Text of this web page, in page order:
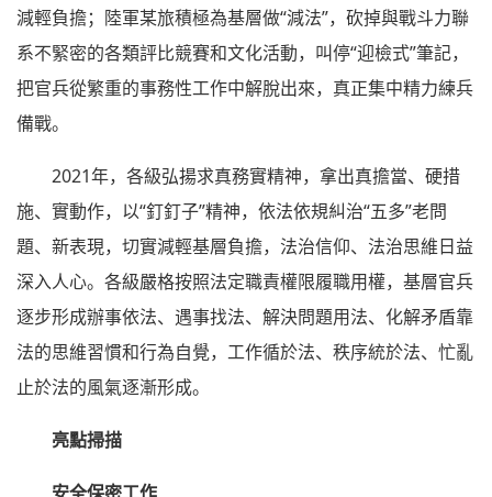
減輕負擔；陸軍某旅積極為基層做“減法”，砍掉與戰斗力聯
系不緊密的各類評比競賽和文化活動，叫停“迎檢式”筆記，
把官兵從繁重的事務性工作中解脫出來，真正集中精力練兵
備戰。
2021年，各級弘揚求真務實精神，拿出真擔當、硬措
施、實動作，以“釘釘子”精神，依法依規糾治“五多”老問
題、新表現，切實減輕基層負擔，法治信仰、法治思維日益
深入人心。各級嚴格按照法定職責權限履職用權，基層官兵
逐步形成辦事依法、遇事找法、解決問題用法、化解矛盾靠
法的思維習慣和行為自覺，工作循於法、秩序統於法、忙亂
止於法的風氣逐漸形成。
亮點掃描